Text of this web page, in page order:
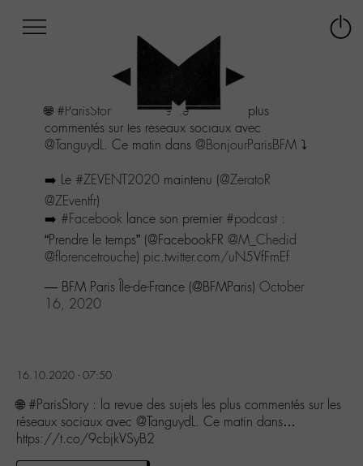
au
menu
Aller
contenu
Aller
recherche
🌐 #ParisStory
: la revue des sujets les plus
commentés sur les réseaux sociaux avec
@TanguydL. Ce matin dans @BonjourParisBFM ⤵️
➡️ Le #ZEVENT2020 maintenu (@ZeratoR
@ZEventfr)
➡️ #Facebook lance son premier #podcast :
“Prendre le temps” (@FacebookFR @M_Chedid
@florencetrouche) pic.twitter.com/uN5VfFrnEf
— BFM Paris Île-de-France (@BFMParis) October
16, 2020
16.10.2020 - 07:50
🌐 #ParisStory : la revue des sujets les plus commentés sur les
réseaux sociaux avec @TanguydL. Ce matin dans…
https://t.co/9cbjkVSyB2